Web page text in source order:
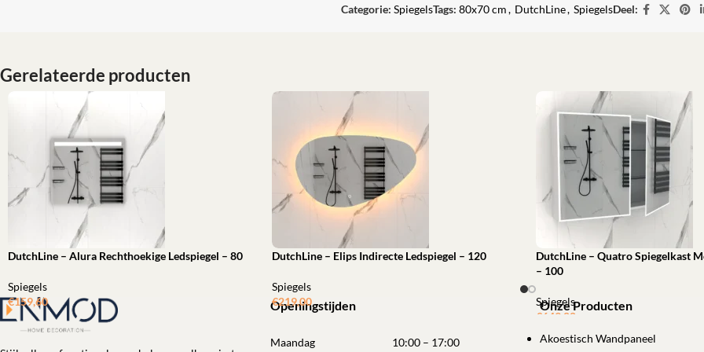
Categorie: SpiegelsTags: 80x70 cm , DutchLine, SpiegelsDeel:
Gerelateerde producten
DutchLine – Alura Rechthoekige Ledspiegel – 80
Spiegels
€159,60
Toevoegen aan winkelwagen
DutchLine – Elips Indirecte Ledspiegel – 120
Spiegels
€219,00
DutchLine – Quatro Spiegelkast
– 100
Spiegels
€649,00
Toevoegen aan winkelwagen
Openingstijden
Maandag 10:00 – 17:00
Onze Producten
Akoestisch Wandpaneel